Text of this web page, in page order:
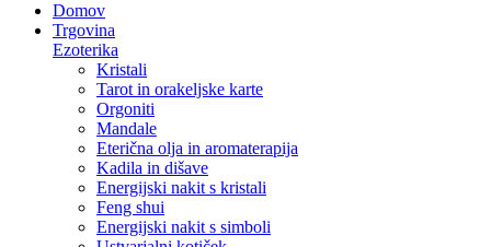
Domov
Trgovina
Ezoterika
Kristali
Tarot in orakeljske karte
Orgoniti
Mandale
Eterična olja in aromaterapija
Kadila in dišave
Energijski nakit s kristali
Feng shui
Energijski nakit s simboli